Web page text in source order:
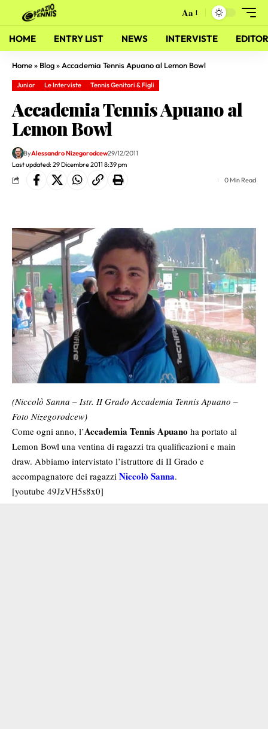
Aa
HOME ENTRY LIST NEWS INTERVISTE
Home» Blog» Accademia Tennis Apuano al Lemon Bowl
Junior Le Interviste Tennis Genitori & Figli
Accademia Tennis Apuano al
Lemon Bowl
Last updated: 29 Dicembre 2011 8:39 pm
ByAlessandro Nizegorodcew29/12/2011
0 Min Read
(Niccolò Sanna – Istr. II Grado Accademia Tennis Apuano –
Foto Nizegorodcew)
Come ogni anno, l’Accademia Tennis Apuano ha portato al
Lemon Bowl una ventina di ragazzi tra qualificazioni e main
draw. Abbiamo intervistato l’istruttore di II Grado e
accompagnatore dei ragazzi Niccolò Sanna.
[youtube 49JzVH5s8x0]